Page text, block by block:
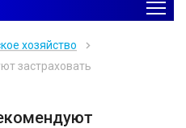
хозяйство
застраховать